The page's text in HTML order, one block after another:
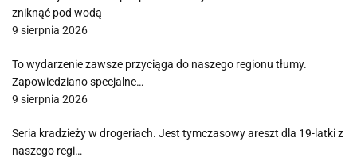
zniknąć pod wodą
9 sierpnia 2026
To wydarzenie zawsze przyciąga do naszego regionu tłumy.
Zapowiedziano specjalne…
9 sierpnia 2026
Seria kradzieży w drogeriach. Jest tymczasowy areszt dla 19-latki z
naszego regi…